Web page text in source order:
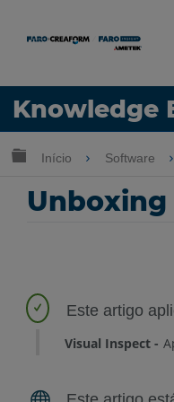
Knowledge
Idioma
Expandir/
Início Software
Visual Inspect